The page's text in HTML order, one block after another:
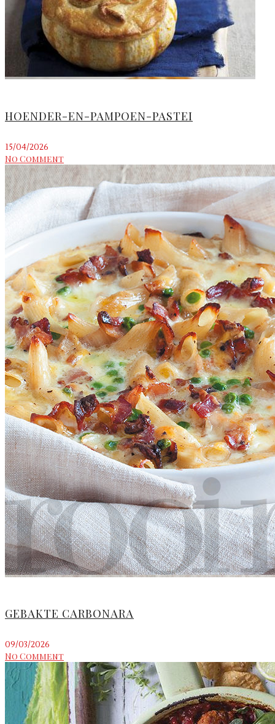
HOENDER-EN-PAMPOEN-PASTEI
15/04/2026
No Comment
GEBAKTE CARBONARA
09/03/2026
No Comment